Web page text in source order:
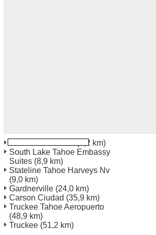
(3,2 km)
South Lake Tahoe Embassy
Suites (8,9 km)
Stateline Tahoe Harveys Nv
(9,0 km)
Gardnerville (24,0 km)
Carson Ciudad (35,9 km)
Truckee Tahoe Aeropuerto
(48,9 km)
Truckee (51,2 km)